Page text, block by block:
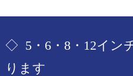
◇ 5・6・8・12イン
ります